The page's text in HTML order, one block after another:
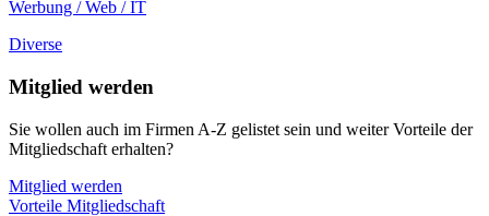
Werbung / Web / IT
Diverse
Mitglied werden
Sie wollen auch im Firmen A-Z gelistet sein und weiter Vorteile der
Mitgliedschaft erhalten?
Mitglied werden
Vorteile Mitgliedschaft